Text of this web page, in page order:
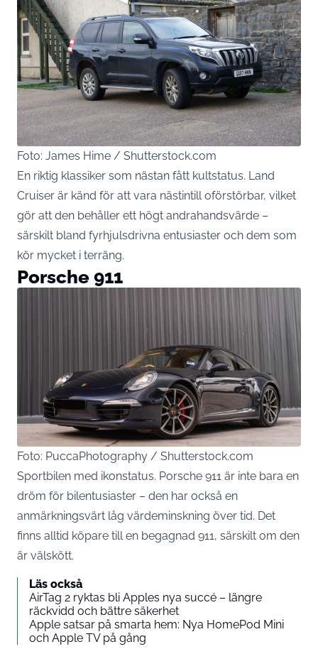
Foto: James Hime / Shutterstock.com
En riktig klassiker som nästan fått kultstatus. Land
Cruiser är känd för att vara nästintill oförstörbar, vilket
gör att den behåller ett högt andrahandsvärde –
särskilt bland fyrhjulsdrivna entusiaster och dem som
kör mycket i terräng.
Porsche 911
Foto: PuccaPhotography / Shutterstock.com
Sportbilen med ikonstatus. Porsche 911 är inte bara en
dröm för bilentusiaster – den har också en
anmärkningsvärt låg värdeminskning över tid. Det
finns alltid köpare till en begagnad 911, särskilt om den
är välskött.
Läs också
AirTag 2 ryktas bli Apples nya succé – längre
räckvidd och bättre säkerhet
Apple satsar på smarta hem: Nya HomePod Mini
och Apple TV på gång